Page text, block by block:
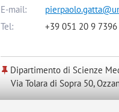
E-mail:
Tel:
+39 051 20 9 7396
Dipartimento di Scienze
Via Tolara di Sopra 50,